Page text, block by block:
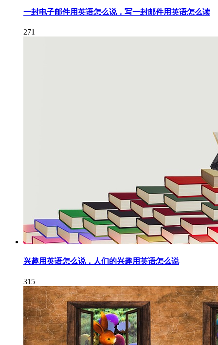
一封电子邮件用英语怎么说，写一封邮件用英语怎么读
271
兴趣用英语怎么说，人们的兴趣用英语怎么说
315